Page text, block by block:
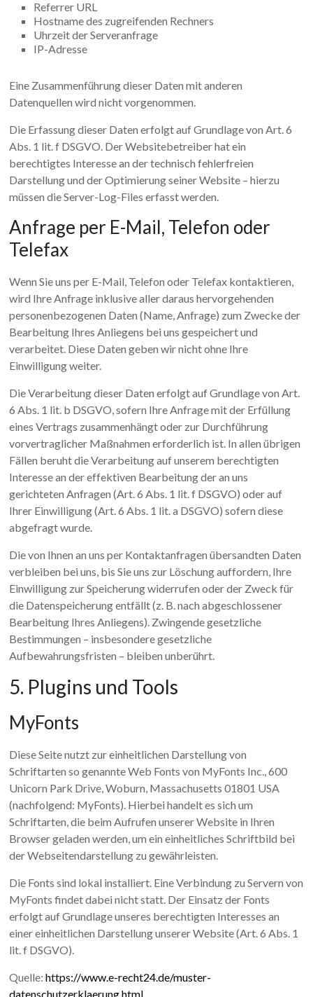
Referrer URL
Hostname des zugreifenden Rechners
Uhrzeit der Serveranfrage
IP-Adresse
Eine Zusammenführung dieser Daten mit anderen
Datenquellen wird nicht vorgenommen.
Die Erfassung dieser Daten erfolgt auf Grundlage von Art. 6
Abs. 1 lit. f DSGVO. Der Websitebetreiber hat ein
berechtigtes Interesse an der technisch fehlerfreien
Darstellung und der Optimierung seiner Website – hierzu
müssen die Server-Log-Files erfasst werden.
Anfrage per E-Mail, Telefon oder
Telefax
Wenn Sie uns per E-Mail, Telefon oder Telefax kontaktieren,
wird Ihre Anfrage inklusive aller daraus hervorgehenden
personenbezogenen Daten (Name, Anfrage) zum Zwecke der
Bearbeitung Ihres Anliegens bei uns gespeichert und
verarbeitet. Diese Daten geben wir nicht ohne Ihre
Einwilligung weiter.
Die Verarbeitung dieser Daten erfolgt auf Grundlage von Art.
6 Abs. 1 lit. b DSGVO, sofern Ihre Anfrage mit der Erfüllung
eines Vertrags zusammenhängt oder zur Durchführung
vorvertraglicher Maßnahmen erforderlich ist. In allen übrigen
Fällen beruht die Verarbeitung auf unserem berechtigten
Interesse an der effektiven Bearbeitung der an uns
gerichteten Anfragen (Art. 6 Abs. 1 lit. f DSGVO) oder auf
Ihrer Einwilligung (Art. 6 Abs. 1 lit. a DSGVO) sofern diese
abgefragt wurde.
Die von Ihnen an uns per Kontaktanfragen übersandten Daten
verbleiben bei uns, bis Sie uns zur Löschung auffordern, Ihre
Einwilligung zur Speicherung widerrufen oder der Zweck für
die Datenspeicherung entfällt (z. B. nach abgeschlossener
Bearbeitung Ihres Anliegens). Zwingende gesetzliche
Bestimmungen – insbesondere gesetzliche
Aufbewahrungsfristen – bleiben unberührt.
5. Plugins und Tools
MyFonts
Diese Seite nutzt zur einheitlichen Darstellung von
Schriftarten so genannte Web Fonts von MyFonts Inc., 600
Unicorn Park Drive, Woburn, Massachusetts 01801 USA
(nachfolgend: MyFonts). Hierbei handelt es sich um
Schriftarten, die beim Aufrufen unserer Website in Ihren
Browser geladen werden, um ein einheitliches Schriftbild bei
der Webseitendarstellung zu gewährleisten.
Die Fonts sind lokal installiert. Eine Verbindung zu Servern von
MyFonts findet dabei nicht statt. Der Einsatz der Fonts
erfolgt auf Grundlage unseres berechtigten Interesses an
einer einheitlichen Darstellung unserer Website (Art. 6 Abs. 1
lit. f DSGVO).
Quelle:https://www.e-recht24.de/muster-
datenschutzerklaerung.html